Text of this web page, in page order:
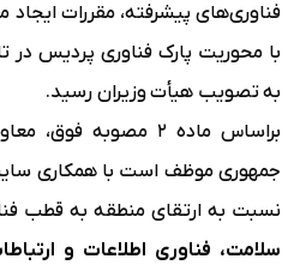
فناوری‌های پیشرفته، مقررات ایجاد
به تصویب هیأت وزیران رسید.
براساس ماده 2 مصوبه
جمهوری موظف است با همکاری
نسبت به ارتقای منطقه به قطب
سلامت، فناوری اطلاعات و